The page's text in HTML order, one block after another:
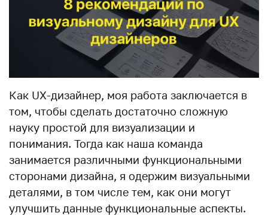
Как UX-дизайнер, моя работа заключается в
том, чтобы сделать достаточно сложную
науку простой для визуализации и
понимания. Тогда как наша команда
занимается различными функциональными
сторонами дизайна, я одержим визуальными
деталями, в том числе тем, как они могут
улучшить данные функциональные аспекты.